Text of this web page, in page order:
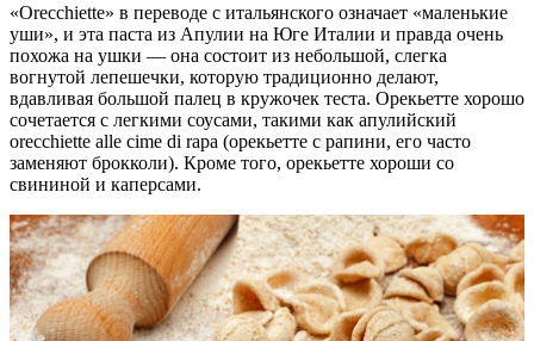
«Orecchiette» в переводе с итальянского означает «маленькие
уши», и эта паста из Апулии на Юге Италии и правда очень
похожа на ушки — она состоит из небольшой, слегка
вогнутой лепешечки, которую традиционно делают,
вдавливая большой палец в кружочек теста. Орекьетте хорошо
сочетается с легкими соусами, такими как апулийский
orecchiette alle cime di rapa (орекьетте с рапини, его часто
заменяют брокколи). Кроме того, орекьетте хороши со
свининой и каперсами.